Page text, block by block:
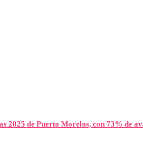
2025 de Puerto Morelos, con 73% de